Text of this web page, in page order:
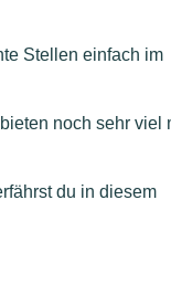
Stellen einfach im
noch sehr viel
du in diesem